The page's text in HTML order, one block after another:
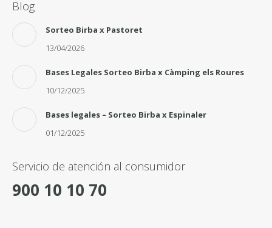
Blog
Sorteo Birba x Pastoret
13/04/2026
Bases Legales Sorteo Birba x Càmping els Roures
10/12/2025
Bases legales – Sorteo Birba x Espinaler
01/12/2025
Servicio de atención al consumidor
900 10 10 70